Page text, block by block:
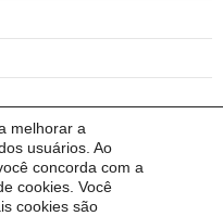
melhorar a
usuários. Ao
concorda com a
cookies. Você
cookies são